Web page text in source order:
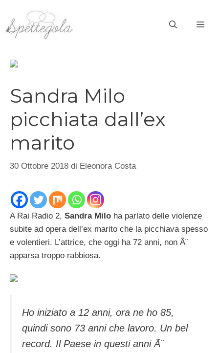
contenuto
Sandra Milo
picchiata dall’ex
marito
30 Ottobre 2018 di Eleonora Costa
A Rai Radio 2, Sandra Milo ha parlato delle violenze
subite ad opera dell’ex marito che la picchiava spesso
e volentieri. L’attrice, che oggi ha 72 anni, non Ã¨
apparsa troppo rabbiosa.
Ho iniziato a 12 anni, ora ne ho 85,
quindi sono 73 anni che lavoro. Un bel
record. Il Paese in questi anni Ã¨